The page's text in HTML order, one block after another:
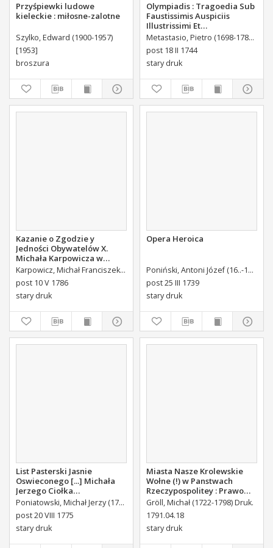
Przyśpiewki ludowe
kieleckie : miłosne-zalotne
Szylko, Edward (1900-1957)
[1953]
broszura
Olympiadis : Tragoedia Sub
Faustissimis Auspiciis
Illustrissimi Et
Eccellentissimi Comitis De
Brühl Liberi Baronis de
Forste & de Pfoerthen [...]
Metastasio, Pietro (1698-1782)
post 18 II 1744
stary druk
Kazanie o Zgodzie y
Jedności Obywatelów X.
Michała Karpowicza w
Uroczystosc Imienin [...]
Stanisława Augusta Krola
Miane [...].
Karpowicz, Michał Franciszek (1744-1803)
post 10 V 1786
stary druk
Opera Heroica
Poniński, Antoni Józef (16..-1742).
post 25 III 1739
stary druk
List Pasterski Jasnie
Oswieconego [...] Michała
Jerzego Ciołka
Poniatowskiego Biskupa
Płockiego Xiązęcia
Pułtuskiego [...] Do Oboyga
Stanu Tak Duchownego,
Poniatowski, Michał Jerzy (1736-1794)
post 20 VIII 1775
stary druk
Miasta Nasze Krolewskie
Wołne (!) w Panstwach
Rzeczypospolitey : Prawo
uchwalone Dnia 18.
kwietnia 1791.
Gröll, Michał (1722-1798) Druk.
1791.04.18
stary druk